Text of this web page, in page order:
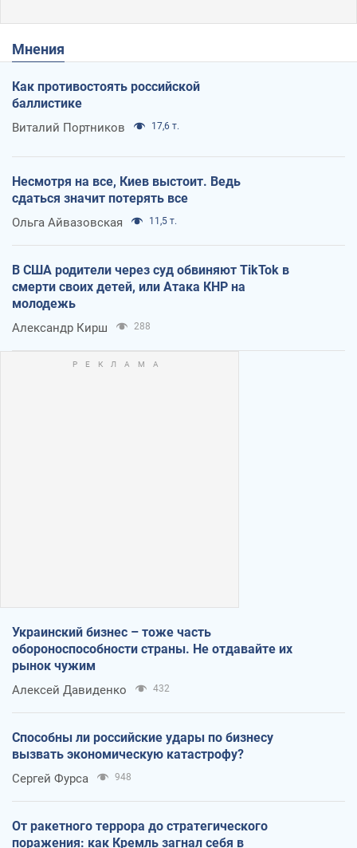
Мнения
Как противостоять российской
баллистике
Виталий Портников 17,6 т.
Несмотря на все, Киев выстоит. Ведь
сдаться значит потерять все
Ольга Айвазовская 11,5 т.
В США родители через суд обвиняют TikTok в
смерти своих детей, или Атака КНР на
молодежь
Александр Кирш 288
Украинский бизнес – тоже часть
обороноспособности страны. Не отдавайте их
рынок чужим
Алексей Давиденко 432
Способны ли российские удары по бизнесу
вызвать экономическую катастрофу?
Сергей Фурса 948
От ракетного террора до стратегического
поражения: как Кремль загнал себя в